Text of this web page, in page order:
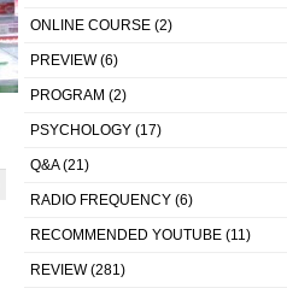
ONLINE COURSE (2)
PREVIEW(6)
PROGRAM (2)
PSYCHOLOGY (17)
Q&A(21)
RADIO FREQUENCY (6)
RECOMMENDED YOUTUBE (11)
REVIEW(281)